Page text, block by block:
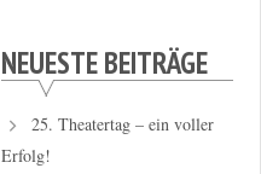
NEUESTE BEITRÄGE
25. Theatertag – ein voller
Erfolg!